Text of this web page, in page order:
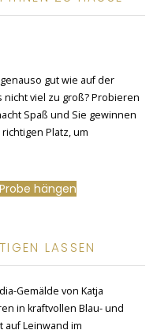
gut wie auf der
viel zu groß? Probieren
Spaß und Sie gewinnen
Platz, um
hängen
LASSEN